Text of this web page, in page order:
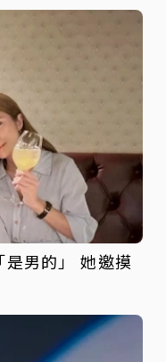
」 她邀摸